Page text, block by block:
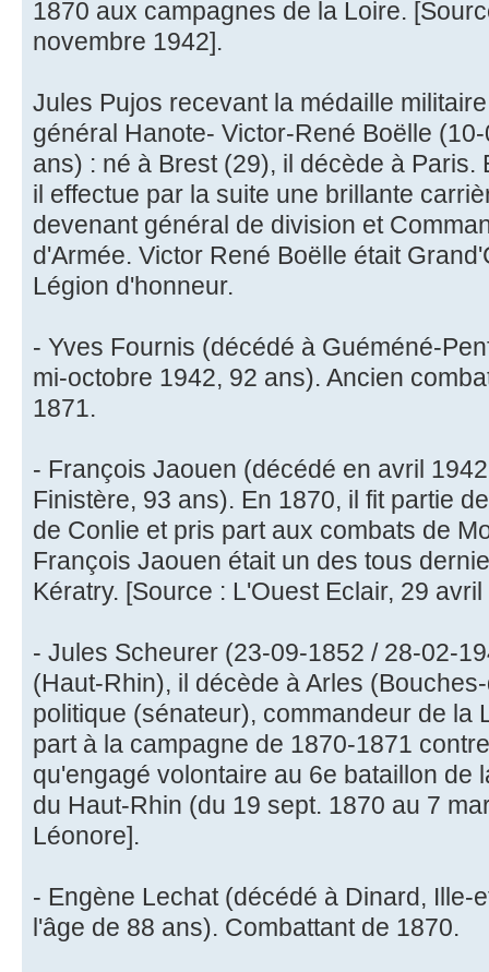
1870 aux campagnes de la Loire.
novembre 1942].
Jules Pujos recevant la médaille
général Hanote- Victor-René Boëlle
ans) : né à Brest (29), il décède à
il effectue par la suite une brillante
devenant général de division et
d'Armée. Victor René Boëlle était
Légion d'honneur.
- Yves Fournis (décédé à Guéméné-
mi-octobre 1942, 92 ans). Ancien
1871.
- François Jaouen (décédé en avril
Finistère, 93 ans). En 1870, il fit partie
de Conlie et pris part aux combats de
François Jaouen était un des tous
Kératry. [Source : L'Ouest Eclair, 29
- Jules Scheurer (23-09-1852 / 28-02-
(Haut-Rhin), il décède à Arles
politique (sénateur), commandeur de la
part à la campagne de 1870-1871
qu'engagé volontaire au 6e bataillon de
du Haut-Rhin (du 19 sept. 1870 au 7
Léonore].
- Engène Lechat (décédé à Dinard, Ille-
l'âge de 88 ans). Combattant de 1870.